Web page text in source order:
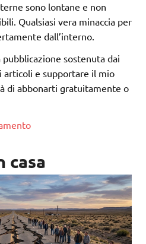
sono lontane e non
Qualsiasi vera minaccia per
dall’interno.
sostenuta dai
e supportare il mio
di abbonarti gratuitamente o
casa